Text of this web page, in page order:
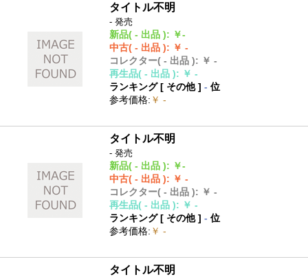
タイトル不明
- 発売
新品( - 出品 ): ￥-
中古( - 出品 ): ￥ -
コレクター( - 出品 ): ￥ -
再生品( - 出品 ): ￥ -
ランキング [ その他]- 位
参考価格: ￥ -
タイトル不明
- 発売
新品( - 出品 ): ￥-
中古( - 出品 ): ￥ -
コレクター( - 出品 ): ￥ -
再生品( - 出品 ): ￥ -
ランキング [ その他]- 位
参考価格: ￥ -
タイトル不明